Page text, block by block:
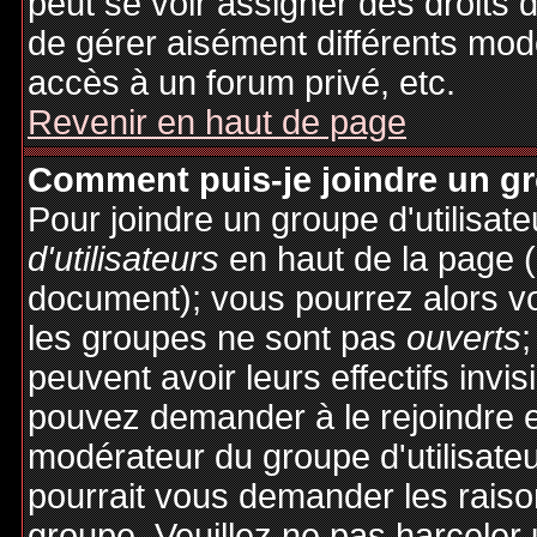
de gérer aisément différents
accès à un forum privé, etc.
Revenir en haut de page
Comment puis-je joindre un
Pour joindre un groupe
d'utilisateursen haut de la page
document); vous pourrez alors
les groupes ne sont pasouverts
peuvent avoir leurs effectifs
pouvez demander à le rejoindre
modérateur du groupe
pourrait vous demander les